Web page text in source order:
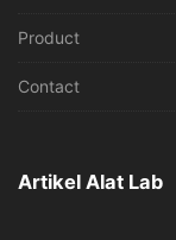
Product
Contact
Artikel Alat Lab